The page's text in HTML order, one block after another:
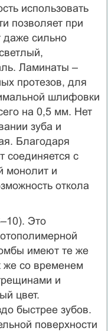
использовать
позволяет при
даже сильно
Ламинаты –
протезов, для
шлифовки
на 0,5 мм. Нет
зуба и
Благодаря
соединяется с
монолит и
откола
Это
имеют те же
же со временем
и
цвет.
быстрее зубов.
поверхности